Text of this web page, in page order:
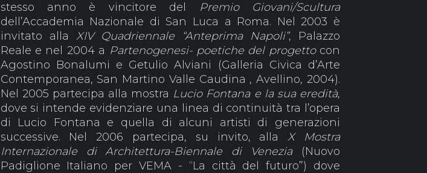
stesso anno è vincitore del
Premio Giovani/Scultura
dell’Accademia Nazionale di San Luca a Roma. Nel 2003 è
invitato alla XIV Quadriennale “Anteprima Napoli”, Palazzo
Reale e nel 2004 a Partenogenesi- poetiche del progettocon
Agostino Bonalumi e Getulio Alviani (Galleria Civica d’Arte
Contemporanea, San Martino Valle Caudina , Avellino, 2004).
Nel 2005 partecipa alla mostra Lucio Fontana e la sua eredità,
dove si intende evidenziare una linea di continuità tra l’opera
di Lucio Fontana e quella di alcuni artisti di generazioni
successive. Nel 2006 partecipa, su invito, allaX Mostra
Internazionale di Architettura-Biennale di Venezia(Nuovo
Padiglione Italiano per VEMA - “La città del futuro”) dove